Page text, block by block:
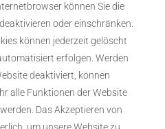
können Sie die
oder einschränken.
können jederzeit gelöscht
erfolgen. Werden
deaktiviert, können
alle Funktionen der Website
Das Akzeptieren von